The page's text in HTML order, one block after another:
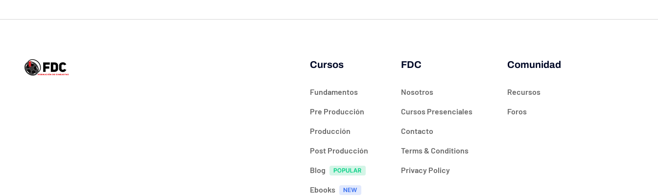
Cursos
Fundamentos
Pre Producción
Producción
Post Producción
Blog
Ebooks
FDC
Nosotros
Cursos Presenciales
Contacto
Terms & Conditions
Privacy Policy
Comunidad
Recursos
Foros